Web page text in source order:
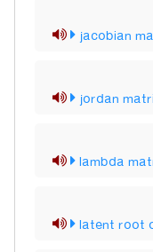
jacobian
jordan
lambda
latent root